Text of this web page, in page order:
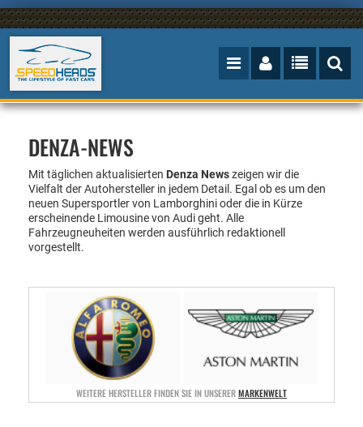
DENZA-NEWS
Mit täglichen aktualisierten Denza Newszeigen wir die
Vielfalt der Autohersteller in jedem Detail. Egal ob es um den
neuen Supersportler von Lamborghini oder die in Kürze
erscheinende Limousine von Audi geht. Alle
Fahrzeugneuheiten werden ausführlich redaktionell
vorgestellt.
WEITERE HERSTELLER FINDEN SIE IN UNSERERMARKENWELT